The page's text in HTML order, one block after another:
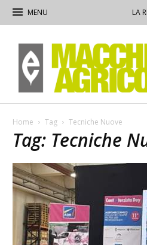
LA
Macchine
Agricole
Home Tag Tecniche Nuove
Tag: Tecniche